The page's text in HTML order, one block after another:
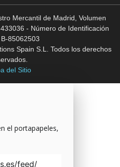
Mercantil de Madrid, Volumen
- Número de Identificación
85062503
Spain S.L. Todos los derechos
del Sitio
el portapapeles,